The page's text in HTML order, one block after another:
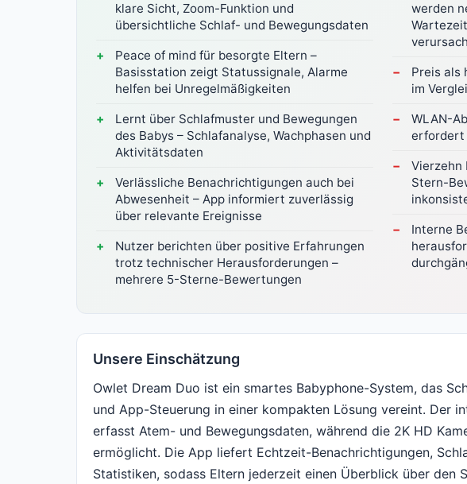
klare Sicht, Zoom-Funktion und
übersichtliche Schlaf- und Bewegungsdaten
Peace of mind für besorgte Eltern –
Basisstation zeigt Statussignale, Alarme
helfen bei Unregelmäßigkeiten
Lernt über Schlafmuster und Bewegungen
des Babys – Schlafanalyse, Wachphasen und
Aktivitätsdaten
Verlässliche Benachrichtigungen auch bei
Abwesenheit – App informiert zuverlässig
über relevante Ereignisse
Nutzer berichten über positive Erfahrungen
trotz technischer Herausforderungen –
mehrere 5-Sterne-Bewertungen
werden
Preis als
im
WLAN-
erfordert
Vierzehn
Stern-
Interne
Unsere Einschätzung
Owlet Dream Duo ist ein smartes Babyphone-System, das
und App-Steuerung in einer kompakten Lösung vereint. Der
erfasst Atem- und Bewegungsdaten, während die 2K HD
ermöglicht. Die App liefert Echtzeit-Benachrichtigungen,
Statistiken, sodass Eltern jederzeit einen Überblick über den